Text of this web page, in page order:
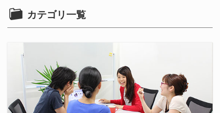
カテゴリ一覧